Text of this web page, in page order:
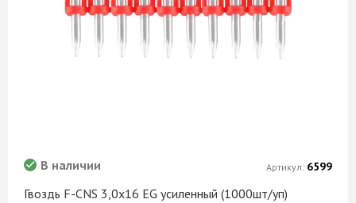
Гвоздь F-CNS 3,0х16 EG усиленный (1000шт/уп)
В наличии Артикул: 6599